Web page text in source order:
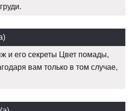
и его секреты Цвет помады,
вам только в том случае,